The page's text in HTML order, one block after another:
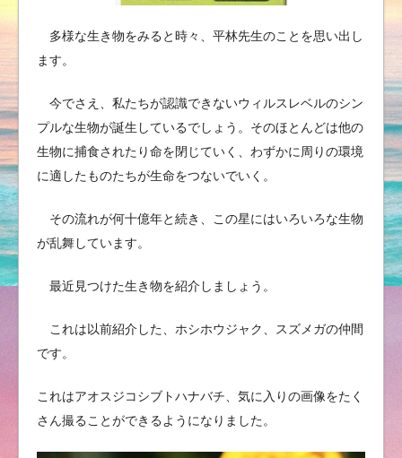
多様な生き物をみると時々、平林先生のことを思い出し
ます。
今でさえ、私たちが認識できないウィルスレベルのシン
プルな生物が誕生しているでしょう。そのほとんどは他の
生物に捕食されたり命を閉じていく、わずかに周りの環境
に適したものたちが生命をつないでいく。
その流れが何十億年と続き、この星にはいろいろな生物
が乱舞しています。
最近見つけた生き物を紹介しましょう。
これは以前紹介した、ホシホウジャク、スズメガの仲間
です。
これはアオスジコシブトハナバチ、気に入りの画像をたく
さん撮ることができるようになりました。